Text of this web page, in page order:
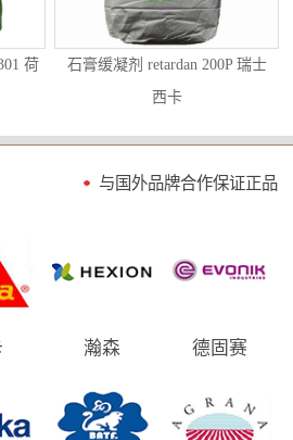
荷
石膏缓凝剂 retardan 200P 瑞士
西卡
与国外品牌合作保证正品
瀚森 德固赛